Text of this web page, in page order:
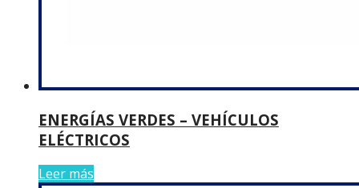
ENERGÍAS VERDES – VEHÍCULOS
ELÉCTRICOS
Leer más